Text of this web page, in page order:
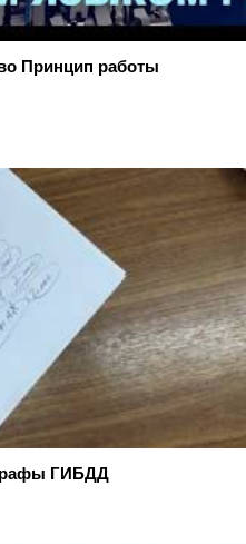
Принцип работы
ГИБДД